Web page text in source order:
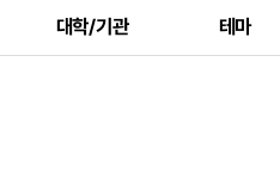
대학/기관 테마